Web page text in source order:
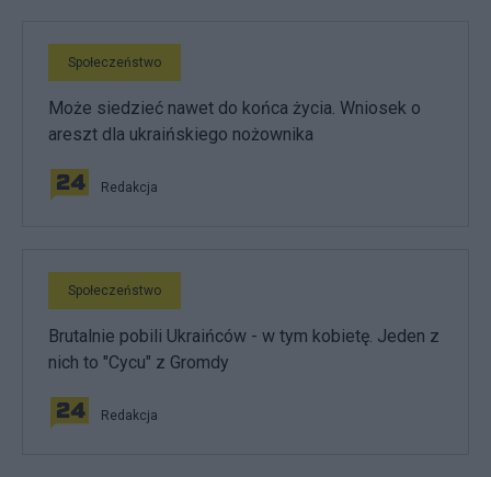
Społeczeństwo
Może siedzieć nawet do końca życia. Wniosek o
areszt dla ukraińskiego nożownika
Redakcja
Społeczeństwo
Brutalnie pobili Ukraińców - w tym kobietę. Jeden z
nich to "Cycu" z Gromdy
Redakcja